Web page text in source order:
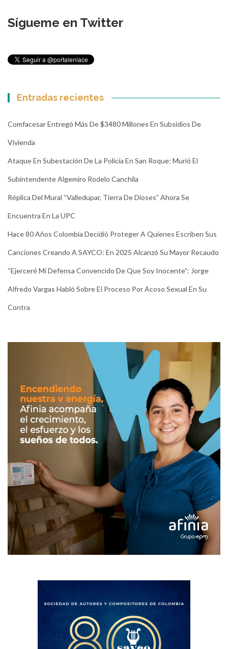
Sígueme en Twitter
Entradas recientes
Comfacesar Entregó Más De $3480 Millones En Subsidios De
Vivienda
Ataque En Subestación De La Policía En San Roque: Murió El
Subintendente Algemiro Rodelo Canchila
Réplica Del Mural “Valledupar, Tierra De Dioses” Ahora Se
Encuentra En La UPC
Hace 80 Años Colombia Decidió Proteger A Quienes Escriben Sus
Canciones Creando A SAYCO: En 2025 Alcanzó Su Mayor Recaudo
“Ejerceré Mi Defensa Convencido De Que Soy Inocente”: Jorge
Alfredo Vargas Habló Sobre El Proceso Por Acoso Sexual En Su
Contra